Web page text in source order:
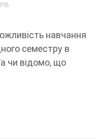
навчання
семестру в
чи відомо, що